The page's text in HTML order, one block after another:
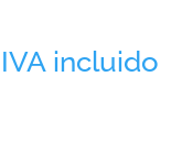
Rango
IVA incluido